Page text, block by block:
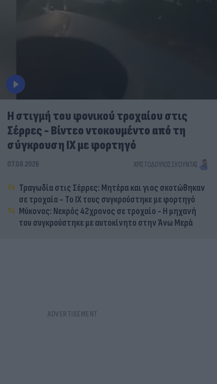
Η στιγμή του φονικού τροχαίου στις
Σέρρες - Βίντεο ντοκουμέντο από τη
σύγκρουση ΙΧ με φορτηγό
07.08.2026 ΧΡΙΣΤΌΔΟΥΛΟΣ ΣΚΟΎΝΤΑΣ
Τραγωδία στις Σέρρες: Μητέρα και γιος σκοτώθηκαν
σε τροχαίο - Το ΙΧ τους συγκρούστηκε με φορτηγό
Μύκονος: Νεκρός 42χρονος σε τροχαίο - Η μηχανή
του συγκρούστηκε με αυτοκίνητο στην Άνω Μερά